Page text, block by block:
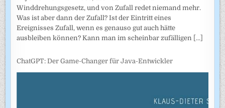
Winddrehungsgesetz, und von Zufall redet niemand mehr.
Was ist aber dann der Zufall? Ist der Eintritt eines
Ereignisses Zufall, wenn es genauso gut auch hätte
ausbleiben können? Kann man im scheinbar zufälligen [...]
ChatGPT: Der Game-Changer für Java-Entwickler